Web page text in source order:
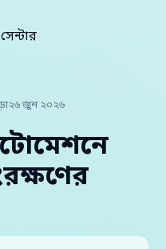
২৬ জুন ২০২৬